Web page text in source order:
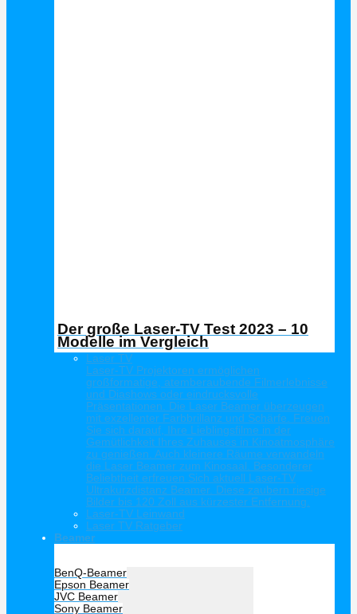
Der große Laser-TV Test 2023 – 10
Modelle im Vergleich
Laser TV
Laser-TV Projektoren ermöglichen
großformatige, atemberaubende Filmerlebnisse
und Diashows oder eindrucksvolle
Präsentationen. Die Laser Beamer überzeugen
mit exzellenter Farbbrillanz und Schärfe. Freuen
Sie sich darauf, Ihre Lieblingsfilme in der
Gemütlichkeit Ihres Zuhauses in Kinoatmosphäre
zu genießen. Auch kleinere Räume verwandeln
die Laser Beamer zum Kinosaal. Besonderer
Beliebtheit erfreuen Sich aktuell Laser-TV
Ultrakurzdistanz Beamer. Diese zaubern riesige
Bilder bis 120 Zoll aus kürzester Entfernung.
Laser-TV Leinwand
Laser TV Ratgeber
Beamer
BenQ-Beamer
Epson Beamer
JVC Beamer
Sony Beamer